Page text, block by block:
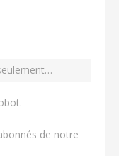
.
de notre